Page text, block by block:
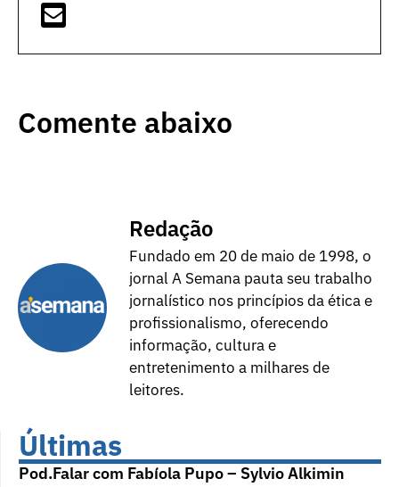
Comente abaixo
Redação
Fundado em 20 de maio de 1998, o
jornal A Semana pauta seu trabalho
jornalístico nos princípios da ética e
profissionalismo, oferecendo
informação, cultura e
entretenimento a milhares de
leitores.
Últimas
Pod.Falar com Fabíola Pupo – Sylvio Alkimin